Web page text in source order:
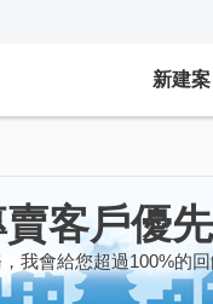
新建案
客戶優先
我會給您超過100%的